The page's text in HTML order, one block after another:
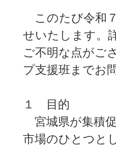
このたび令和
せいたします。
ご不明な点がご
プ支援班までお
１ 目的
宮城県が集積
市場のひとつと